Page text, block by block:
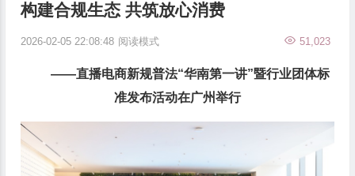
构建合规生态 共筑放心消费
2026-02-05 22:08:48 51,023
阅读模式
——直播电商新规普法“华南第一讲”暨行业团体标
准发布活动在广州举行